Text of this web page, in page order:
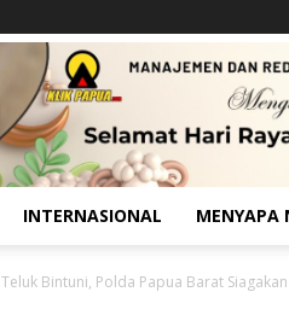
INTERNASIONAL MENYAPA
Bintuni, Polda Papua Barat Siagakan